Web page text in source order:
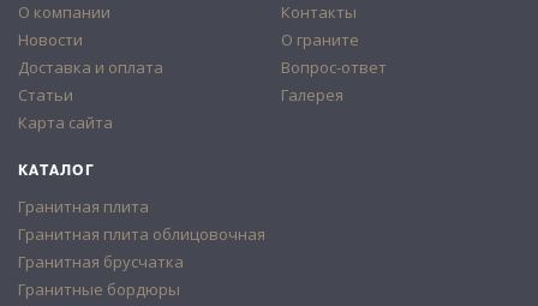
О компании
Новости
Доставка и оплата
Статьи
Карта сайта
Контакты
О граните
Вопрос-ответ
Галерея
КАТАЛОГ
Гранитная плита
Гранитная плита облицовочная
Гранитная брусчатка
Гранитные бордюры